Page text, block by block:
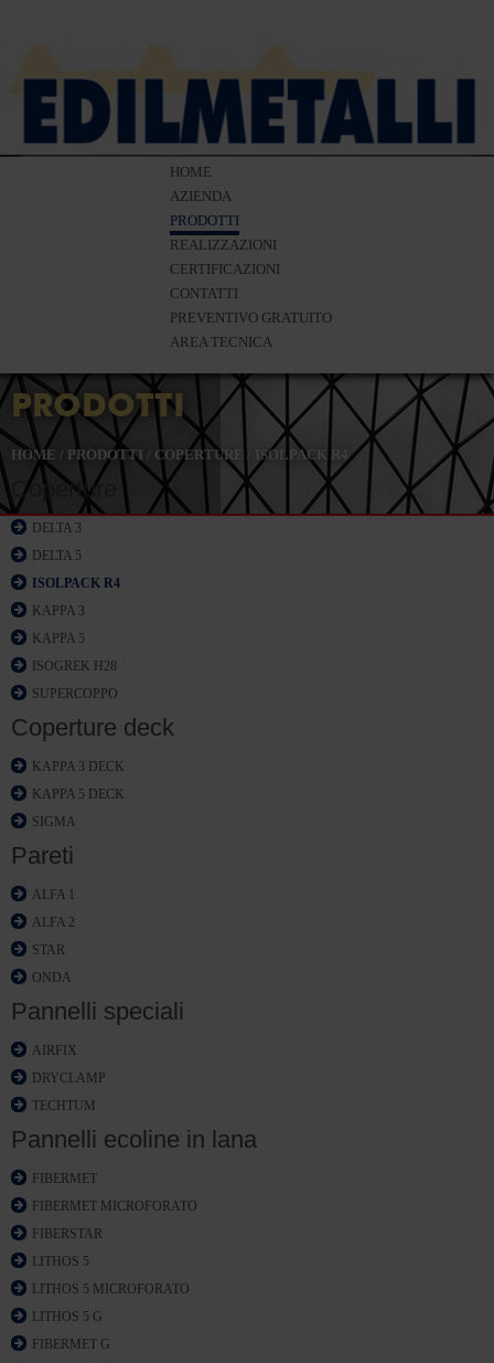
HOME
AZIENDA
PRODOTTI
REALIZZAZIONI
CERTIFICAZIONI
CONTATTI
PREVENTIVO GRATUITO
AREA TECNICA
PRODOTTI
HOME / PRODOTTI / COPERTURE ISOLPACK R4
Coperture
DELTA 3
DELTA 5
ISOLPACK R4
KAPPA 3
KAPPA 5
ISOGREK H28
SUPERCOPPO
Coperture deck
KAPPA 3 DECK
KAPPA 5 DECK
SIGMA
Pareti
ALFA 1
ALFA 2
STAR
ONDA
Pannelli speciali
AIRFIX
DRYCLAMP
TECHTUM
Pannelli ecoline in lana
FIBERMET
FIBERMET MICROFORATO
FIBERSTAR
LITHOS 5
LITHOS 5 MICROFORATO
LITHOS 5 G
FIBERMET G